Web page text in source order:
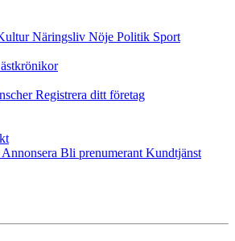
Näringsliv Nöje Politik Sport
Registrera ditt företag
Annonsera Bli prenumerant Kundtjänst